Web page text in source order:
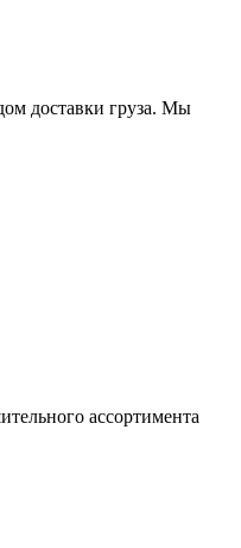
доставки груза. Мы
ассортимента